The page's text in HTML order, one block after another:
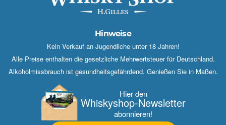
Hinweise
Kein Verkauf an Jugendliche unter 18 Jahren!
Alle Preise enthalten die gesetzliche Mehrwertsteuer für Deutschland.
Alkoholmissbrauch ist gesundheitsgefährdend. Genießen Sie in Maßen.
Hier den
Whisky­shop-Newsletter
abonnieren!